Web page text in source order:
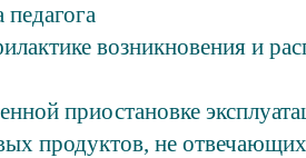
педагога
возникновения и
приостановке
продуктов, не